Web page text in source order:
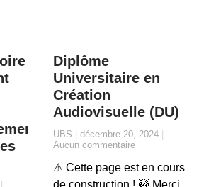
Diplôme
Universitaire en
Création
Audiovisuelle (DU)
UBS
décembre 20, 2024
Aucun commentaire
⚠ Cette page est en cours